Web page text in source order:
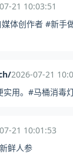
21 10:03:51
体创作者 #新手
2026-07-21
实用。#马桶消毒
21 10:01:53
鲜人参